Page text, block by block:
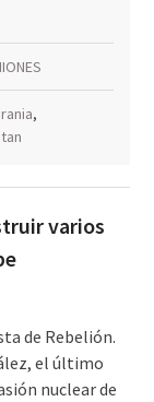
,
varios
de Rebelión.
el último
nuclear de